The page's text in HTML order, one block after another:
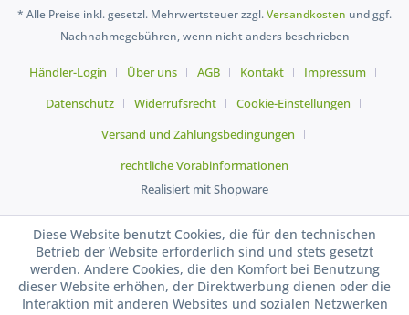
* Alle Preise inkl. gesetzl. Mehrwertsteuer zzgl.Versandkosten und ggf.
Nachnahmegebühren, wenn nicht anders beschrieben
Händler-Login Über uns AGB Kontakt
Impressum
Datenschutz
Widerrufsrecht
Cookie-Einstellungen
Versand und Zahlungsbedingungen
rechtliche Vorabinformationen
Realisiert mit Shopware
Diese Website benutzt Cookies, die für den technischen
Betrieb der Website erforderlich sind und stets gesetzt
werden. Andere Cookies, die den Komfort bei Benutzung
dieser Website erhöhen, der Direktwerbung dienen oder die
Interaktion mit anderen Websites und sozialen Netzwerken